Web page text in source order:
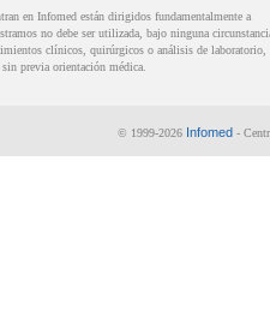
en Infomed están dirigidos fundamentalmente a
no debe ser utilizada, bajo ninguna
clínicos, quirúrgicos o análisis de laboratorio,
previa orientación médica.
© 1999-2026 Infomed -